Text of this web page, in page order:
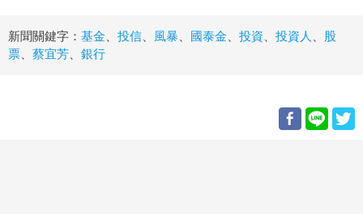
新聞關鍵字： 基金 投信 風暴 國泰金 投資 投資人
股
票
蔡宜芳 銀行